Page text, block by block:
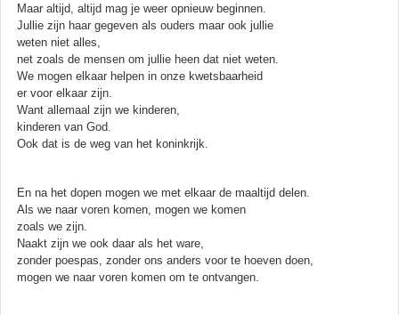
Maar altijd, altijd mag je weer opnieuw beginnen.
Jullie zijn haar gegeven als ouders maar ook jullie
weten niet alles,
net zoals de mensen om jullie heen dat niet weten.
We mogen elkaar helpen in onze kwetsbaarheid
er voor elkaar zijn.
Want allemaal zijn we kinderen,
kinderen van God.
Ook dat is de weg van het koninkrijk.
En na het dopen mogen we met elkaar de maaltijd delen.
Als we naar voren komen, mogen we komen
zoals we zijn.
Naakt zijn we ook daar als het ware,
zonder poespas, zonder ons anders voor te hoeven doen,
mogen we naar voren komen om te ontvangen.